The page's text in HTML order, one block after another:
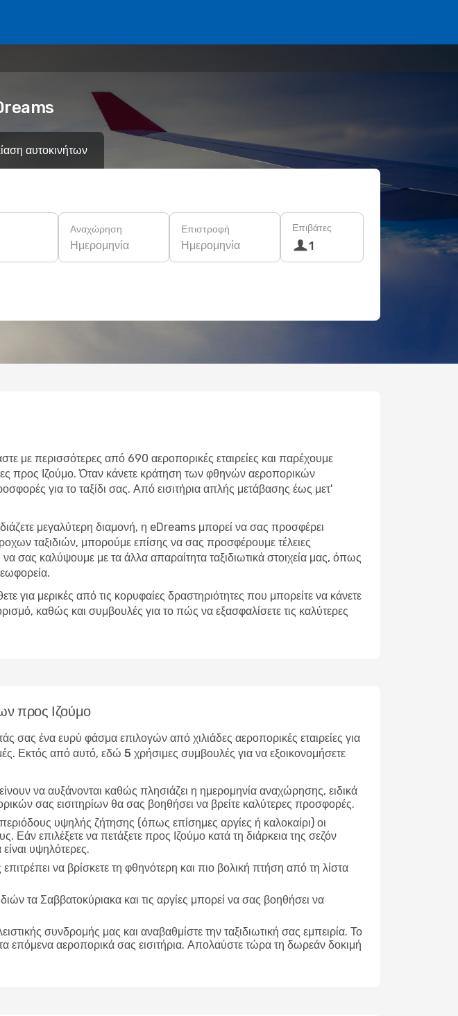
αυτοκινήτων
Αναχώρηση
Ημερομηνία
Επιστροφή
Ημερομηνία
Επιβάτες
1
με περισσότερες από 690 αεροπορικές εταιρείες και παρέχουμε
προς Ιζούμο. Όταν κάνετε κράτηση των φθηνών αεροπορικών
για το ταξίδι σας. Από εισιτήρια απλής μετάβασης έως μετ'
μεγαλύτερη διαμονή, η eDreams μπορεί να σας προσφέρει
ταξιδιών, μπορούμε επίσης να σας προσφέρουμε τέλειες
καλύψουμε με τα άλλα απαραίτητα ταξιδιωτικά στοιχεία μας, όπως
για μερικές από τις κορυφαίες δραστηριότητες που μπορείτε να κάνετε
καθώς και συμβουλές για το πώς να εξασφαλίσετε τις καλύτερες
προς Ιζούμο
ένα ευρύ φάσμα επιλογών από χιλιάδες αεροπορικές εταιρείες για
Εκτός από αυτό, εδώ 5 χρήσιμες συμβουλές για να εξοικονομήσετε
να αυξάνονται καθώς πλησιάζει η ημερομηνία αναχώρησης, ειδικά
σας εισιτηρίων θα σας βοηθήσει να βρείτε καλύτερες προσφορές.
υψηλής ζήτησης (όπως επίσημες αργίες ή καλοκαίρι) οι
επιλέξετε να πετάξετε προς Ιζούμο κατά τη διάρκεια της σεζόν
υψηλότερες.
να βρίσκετε τη φθηνότερη και πιο βολική πτήση από τη λίστα
τα Σαββατοκύριακα και τις αργίες μπορεί να σας βοηθήσει να
συνδρομής μας και αναβαθμίστε την ταξιδιωτική σας εμπειρία. Το
επόμενα αεροπορικά σας εισιτήρια. Απολαύστε τώρα τη δωρεάν δοκιμή